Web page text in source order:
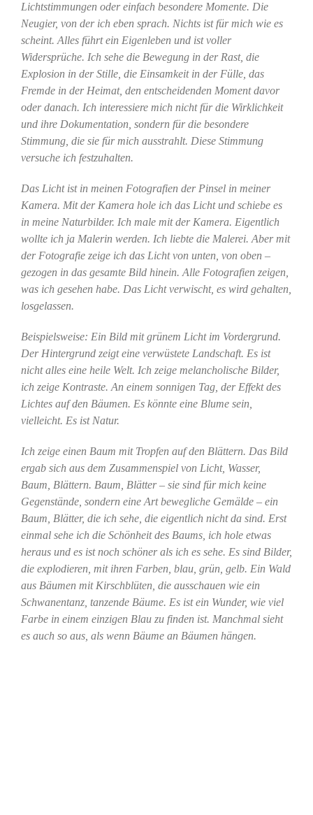
Lichtstimmungen oder einfach besondere Momente. Die
Neugier, von der ich eben sprach. Nichts ist für mich wie es
scheint. Alles führt ein Eigenleben und ist voller
Widersprüche. Ich sehe die Bewegung in der Rast, die
Explosion in der Stille, die Einsamkeit in der Fülle, das
Fremde in der Heimat, den entscheidenden Moment davor
oder danach. Ich interessiere mich nicht für die Wirklichkeit
und ihre Dokumentation, sondern für die besondere
Stimmung, die sie für mich ausstrahlt. Diese Stimmung
versuche ich festzuhalten.
Das Licht ist in meinen Fotografien der Pinsel in meiner
Kamera. Mit der Kamera hole ich das Licht und schiebe es
in meine Naturbilder. Ich male mit der Kamera. Eigentlich
wollte ich ja Malerin werden. Ich liebte die Malerei. Aber mit
der Fotografie zeige ich das Licht von unten, von oben –
gezogen in das gesamte Bild hinein. Alle Fotografien zeigen,
was ich gesehen habe. Das Licht verwischt, es wird gehalten,
losgelassen.
Beispielsweise: Ein Bild mit grünem Licht im Vordergrund.
Der Hintergrund zeigt eine verwüstete Landschaft. Es ist
nicht alles eine heile Welt. Ich zeige melancholische Bilder,
ich zeige Kontraste. An einem sonnigen Tag, der Effekt des
Lichtes auf den Bäumen. Es könnte eine Blume sein,
vielleicht. Es ist Natur.
Ich zeige einen Baum mit Tropfen auf den Blättern. Das Bild
ergab sich aus dem Zusammenspiel von Licht, Wasser,
Baum, Blättern. Baum, Blätter – sie sind für mich keine
Gegenstände, sondern eine Art bewegliche Gemälde – ein
Baum, Blätter, die ich sehe, die eigentlich nicht da sind. Erst
einmal sehe ich die Schönheit des Baums, ich hole etwas
heraus und es ist noch schöner als ich es sehe. Es sind Bilder,
die explodieren, mit ihren Farben, blau, grün, gelb. Ein Wald
aus Bäumen mit Kirschblüten, die ausschauen wie ein
Schwanentanz, tanzende Bäume. Es ist ein Wunder, wie viel
Farbe in einem einzigen Blau zu finden ist. Manchmal sieht
es auch so aus, als wenn Bäume an Bäumen hängen.